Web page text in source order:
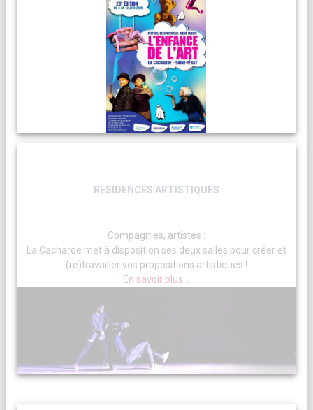
RESIDENCES ARTISTIQUES
Compagnies, artistes :
La Cacharde met à disposition ses deux salles pour créer et
(re)travailler vos propositions artistiques !
En savoir plus...